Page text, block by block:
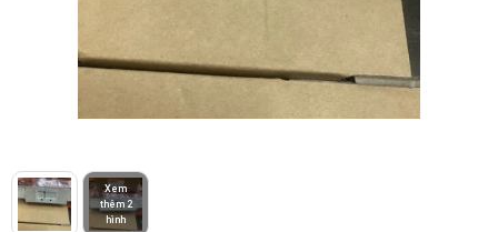
Xem
thêm 2
hình